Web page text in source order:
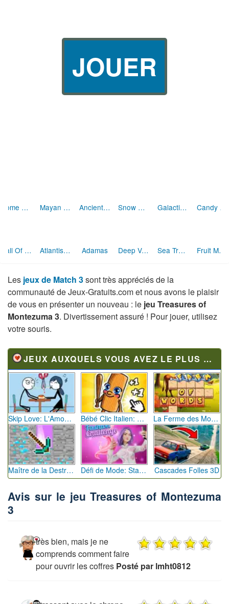
JOUER
Rome Puzzle Mayan Caves Ancient Maya Treasures Snow Queen 4 Galactic Gems 2 (level pack) Candy Crush Saga
Call Of Atlantis Atlantis Quest Adamas Deep Voyage Sea Treasure Match 3 Fruit Match Puzzle
Les jeux de Match 3sont très appréciés de la
communauté de Jeux-Gratuits.com et nous avons le plaisir
de vous en présenter un nouveau : le jeu Treasures of
Montezuma 3. Divertissement assuré ! Pour jouer, utilisez
votre souris.
JEUX AUXQUELS VOUS AVEZ LE PLUS JOUÉ
Skip Love: L'Amour en Péril Bébé Clic Italien: La Folie des Petits Bambins La Ferme des Mots - Cultivez votre Vocabulaire
Maître de la Destruction: Fusion de Pioches Défi de Mode: Star du Podium Cascades Folles 3D
Avis sur le jeu Treasures of Montezuma
3
très bien, mais je ne
comprends comment faire
pour ouvrir les coffres Posté par lmht0812